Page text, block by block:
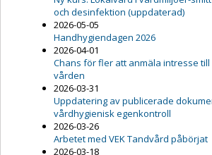
och desinfektion (uppdaterad)
2026-05-05
Handhygiendagen 2026
2026-04-01
Chans för fler att anmäla intresse
vården
2026-03-31
Uppdatering av publicerade
vårdhygienisk egenkontroll
2026-03-26
Arbetet med VEK Tandvård påbörjat
2026-03-18